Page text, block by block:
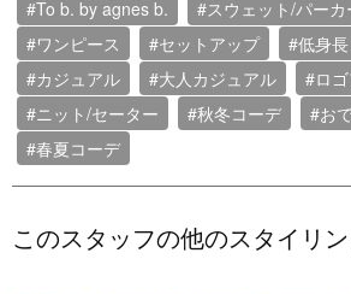
#To b. by agnes b. #スウェット/パーカ
#ワンピース
#セットアップ
#低身
#カジュアル
#大人カジュアル
#ロ
#ニット/セーター
#秋冬コーデ
#お
#春夏コーデ
このスタッフの他のスタイリ